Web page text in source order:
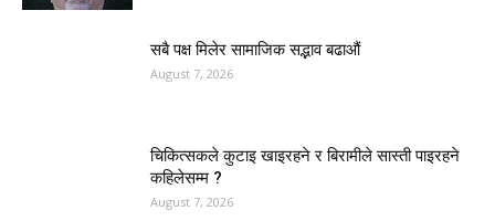
सबै पक्ष मिलेर सामाजिक सद्भाव बढाऔं
August 7, 2026
चिकित्सकले कुटाइ खाइरहने र बिरामीले सास्ती पाइरहने
कहिलेसम्म ?
August 7, 2026